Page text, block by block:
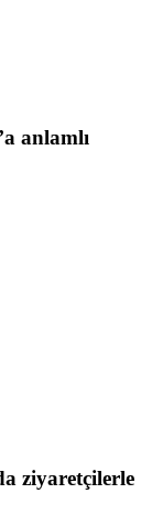
anlamlı
ziyaretçilerle